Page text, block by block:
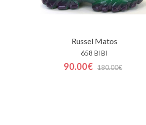
Russel Matos
658 BIBI
90.00€ 180.00€